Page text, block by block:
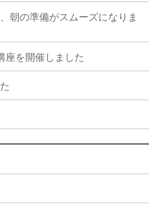
朝の準備がスムーズになりま
座を開催しました